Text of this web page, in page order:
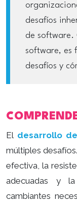
desafíos
de software.
software, es
desafíos y
El desarrollo
múltiples
efectiva, la
adecuadas y
cambiantes